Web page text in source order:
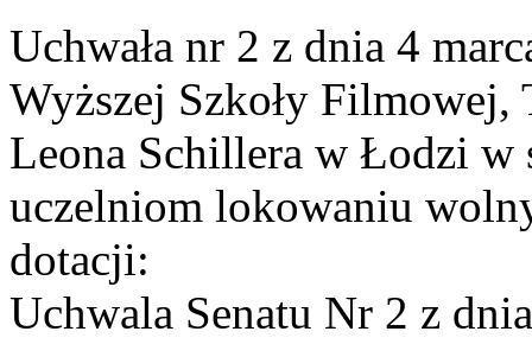
Uchwała nr 2 z dnia 4
Wyższej Szkoły
Leona Schillera w Łodzi w
uczelniom lokowaniu
dotacji:
Uchwala Senatu Nr 2 z